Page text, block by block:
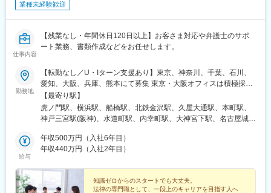
業種未経験歓迎
仕事内容
【残業なし・年間休日120日以上】お客さま対応や弁護士のサポ
ート業務、書類作成などをお任せします。
勤務地
【転勤なし／U・Iターン支援あり】東京、神奈川、千葉、石川、
愛知、大阪、兵庫、熊本にて募集 東京・大阪オフィスは積極採用
中です◎◎下記いずれかのオフィスでの勤務東京：東京都港区西
新橋1-8-1 REVZO虎ノ門9階横浜：神奈川県横浜市西区北幸1-
11-11 NMF横浜西口ビル7階 船橋：千葉県船橋市本町2-1-34 船
階 名古屋：愛知県名古屋市東区泉1-1-31 吉泉ビル10階 大阪：大
阪府大阪市西区西本町1-7-1 信濃橋FJビル4・5階神戸：兵庫県神
本県熊本市中央区安政町 4-23 アクア熊本水道町 6階※受動喫煙
対策：防止条例に基づき所内分煙
【最寄り駅】
虎ノ門駅、横浜駅、船橋駅、北鉄金沢駅、久屋大通駅、本町駅、
神戸三宮駅(阪神)、水道町駅、内幸町駅、大神宮下駅、名古屋城
三宮駅(神戸新交通)、九品寺交差点駅
給与
年収500万円（入社6年目）
年収440万円（入社2年目）
知識ゼロからのスタートでも大丈夫。
法律の専門職として、一段上のキャリアを目指す人へ